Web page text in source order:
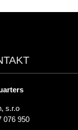
s.r.o
076 950